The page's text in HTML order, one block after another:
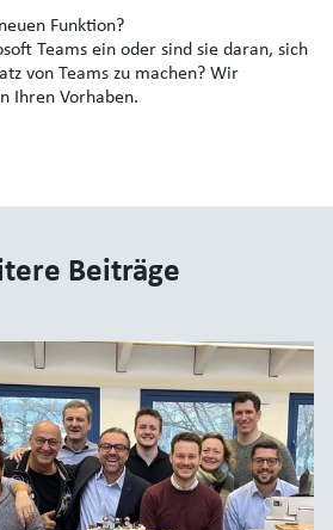
Funktion?
Teams ein oder sind sie daran, sich
von Teams zu machen? Wir
Ihren Vorhaben.
Beiträge